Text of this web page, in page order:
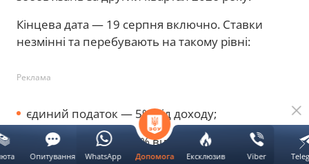
Кінцева дата — 19 серпня включно. Ставки
незмінні та перебувають на такому рівні:
Реклама
єдиний податок — 5% від доходу;
військовий збір — 1% від доходу.
Допомога Ексклюзив Viber
Опитування WhatsApp